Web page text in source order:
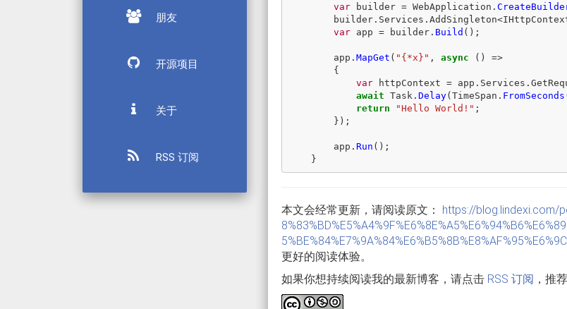
朋友
开源项目
关于
RSS 订阅
var
builder = WebApplication .
builder . Services . AddSingleton<
var app = builder . Build ();
app . MapGet ( "{*x}" , async ()
=>
{
var
httpContext = app . Services .
await Task . Delay(TimeSpan . FromSeconds
return
"Hello World!" ;
});
app . Run ();
}
本文会经常更新，请阅读原文： https://blog.lindexi.com/
更好的阅读体验。
如果你想持续阅读我的最新博客，请点击 RSS 订阅 ，推